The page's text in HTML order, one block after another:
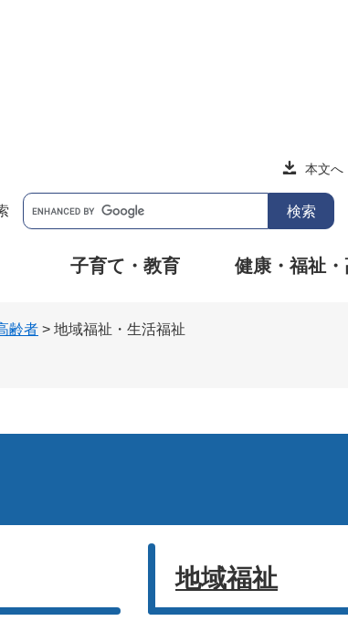
本文へ
子育て・教育 健康・福祉
齢者 > 地域福祉・生活福祉
地域福祉